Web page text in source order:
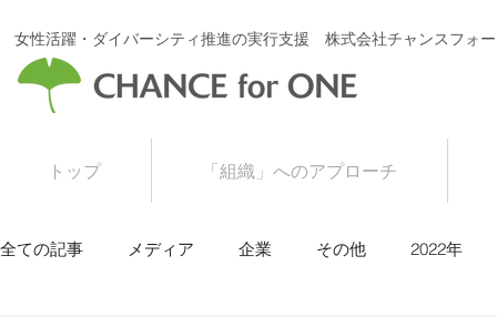
女性活躍・ダイバーシティ推進の実行支援 株式会社チャンスフォ
トップ 「組織」へのアプローチ
全ての記事 メディア 企業 その他 2022年